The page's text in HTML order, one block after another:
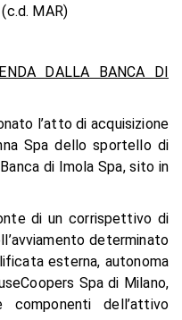
MAR)
DALLA BANCA DI
l’atto di acquisizione
Spa dello sportello di
di Imola Spa, sito in
di un corrispettivo di
determinato
esterna, autonoma
Spa di Milano,
dell’attivo